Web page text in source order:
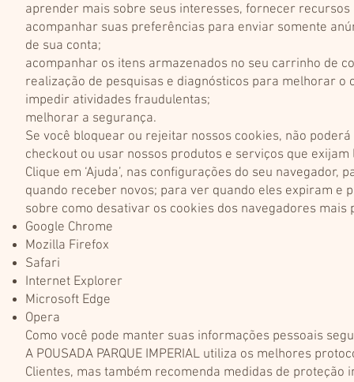
aprender mais sobre seus interesses, fornecer
acompanhar suas preferências para enviar somente
de sua conta;
acompanhar os itens armazenados no seu carrinho de
realização de pesquisas e diagnósticos para melhorar o
impedir atividades fraudulentas;
melhorar a segurança.
Se você bloquear ou rejeitar nossos cookies, não
checkout ou usar nossos produtos e serviços que exijam
Clique em ‘Ajuda’, nas configurações do seu
quando receber novos; para ver quando eles expiram e
sobre como desativar os cookies dos navegadores mais
Google Chrome
Mozilla Firefox
Safari
Internet Explorer
Microsoft Edge
Opera
Como você pode manter suas informações pessoais
A POUSADA PARQUE IMPERIAL utiliza os melhores
Clientes, mas também recomenda medidas de proteção